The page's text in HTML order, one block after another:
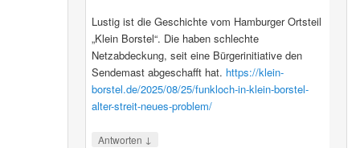
Lustig ist die Geschichte vom Hamburger Ortsteil
„Klein Borstel“. Die haben schlechte
Netzabdeckung, seit eine Bürgerinitiative den
Sendemast abgeschafft hat. https://klein-
borstel.de/2025/08/25/funkloch-in-klein-borstel-
alter-streit-neues-problem/
Antworten ↓